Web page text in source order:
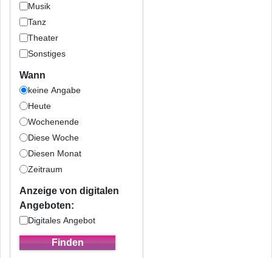
Musik
Tanz
Theater
Sonstiges
Wann
keine Angabe
Heute
Wochenende
Diese Woche
Diesen Monat
Zeitraum
Anzeige von digitalen
Angeboten:
Digitales Angebot